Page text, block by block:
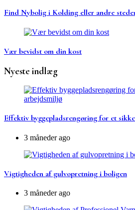
Find Nybolig i Kolding eller andre
Vær bevidst om din kost
Nyeste indlæg
Effektiv byggepladsrengøring for et
3 måneder ago
Vigtigheden af gulvopretning i boligen
3 måneder ago